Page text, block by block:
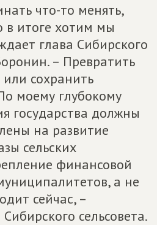
что-то менять,
в итоге хотим мы
глава Сибирского
– Превратить
сохранить
моему глубокому
государства должны
на развитие
сельских
финансовой
а не
сейчас, –
сельсовета.